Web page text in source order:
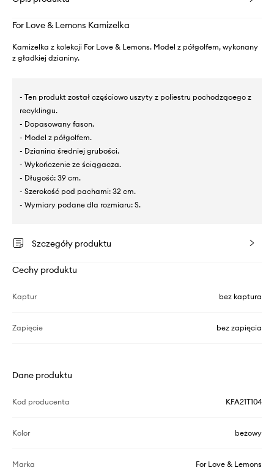
For Love & Lemons Kamizelka
Kamizelka z kolekcji For Love & Lemons. Model z półgolfem, wykonany
z gładkiej dzianiny.
- Ten produkt został częściowo uszyty z poliestru pochodzącego z
recyklingu.
- Dopasowany fason.
- Model z półgolfem.
- Dzianina średniej grubości.
- Wykończenie ze ściągacza.
- Długość: 39 cm.
- Szerokość pod pachami: 32 cm.
- Wymiary podane dla rozmiaru: S.
Szczegóły produktu
Cechy produktu
Kaptur bez kaptura
Zapięcie bez zapięcia
Dane produktu
Kod producenta KFA21T104
Kolor beżowy
Marka For Love & Lemons